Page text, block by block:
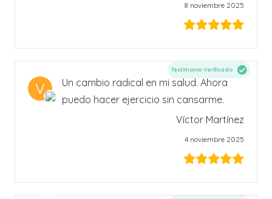
8 noviembre 2025
V
Un cambio radical en mi salud. Ahora
puedo hacer ejercicio sin cansarme.
Testimonio Verificado
Víctor Martínez
4 noviembre 2025